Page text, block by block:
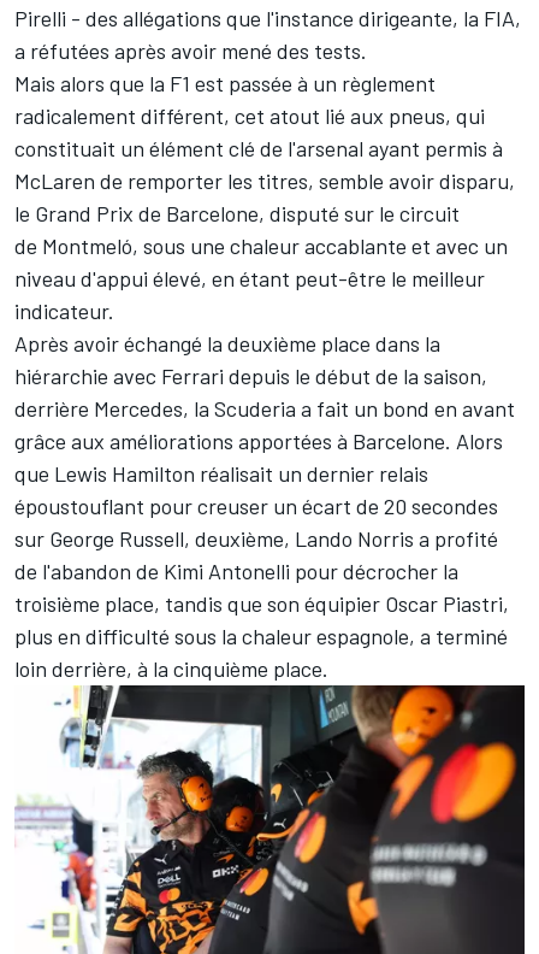
Pirelli - des allégations que l'instance dirigeante, la FIA,
a réfutées après avoir mené des tests.
Mais alors que la F1 est passée à un règlement
radicalement différent, cet atout lié aux pneus, qui
constituait un élément clé de l'arsenal ayant permis à
McLaren de remporter les titres, semble avoir disparu,
le Grand Prix de Barcelone, disputé sur le circuit
de Montmeló, sous une chaleur accablante et avec un
niveau d'appui élevé, en étant peut-être le meilleur
indicateur.
Après avoir échangé la deuxième place dans la
hiérarchie avec Ferrari depuis le début de la saison,
derrière Mercedes, la Scuderia a fait un bond en avant
grâce aux améliorations apportées à Barcelone. Alors
que Lewis Hamilton réalisait un dernier relais
époustouflant pour creuser un écart de 20 secondes
sur George Russell, deuxième, Lando Norris a profité
de l'abandon de Kimi Antonelli pour décrocher la
troisième place, tandis que son équipier Oscar Piastri,
plus en difficulté sous la chaleur espagnole, a terminé
loin derrière, à la cinquième place.